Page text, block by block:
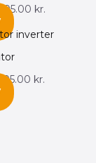
kr.
kr.